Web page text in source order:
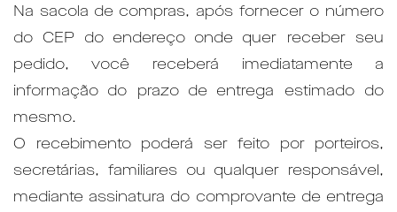
Na sacola de compras, após fornecer o número
do CEP do endereço onde quer receber seu
pedido, você receberá imediatamente a
informação do prazo de entrega estimado do
mesmo.
O recebimento poderá ser feito por porteiros,
secretárias, familiares ou qualquer responsável,
mediante assinatura do comprovante de entrega